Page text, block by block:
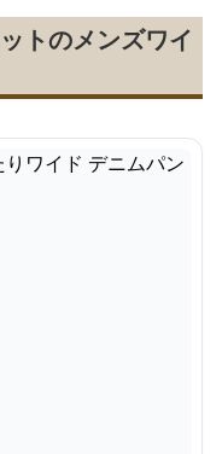
トのメンズワイ